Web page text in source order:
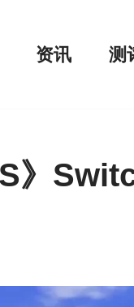
资讯 测
》